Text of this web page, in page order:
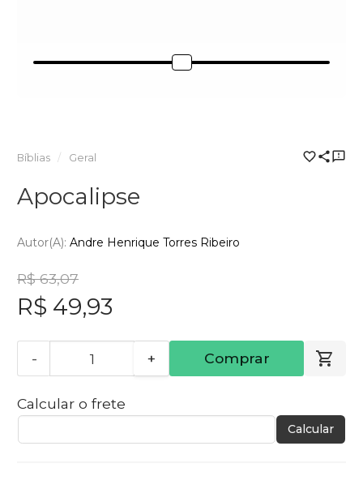
Bíblias Geral
Apocalipse
Autor(a): Andre Henrique Torres Ribeiro
R$ 63,07
R$ 49,93
- + Comprar
Calcular o frete
Calcular